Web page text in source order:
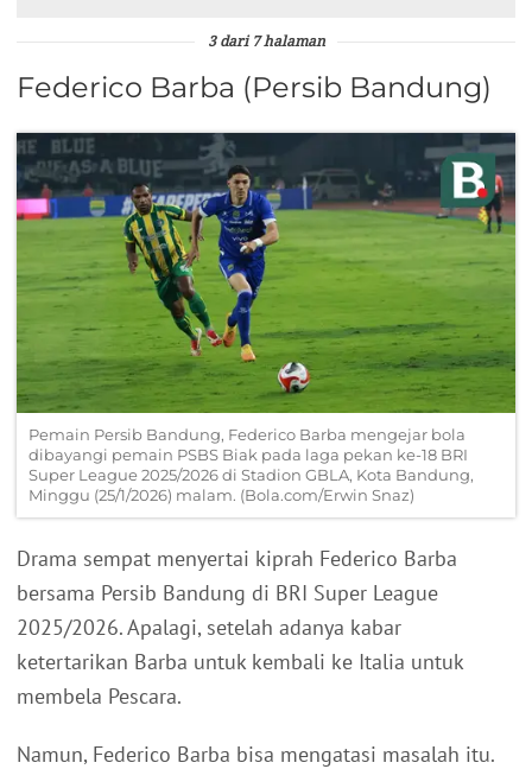
3 dari 7 halaman
Federico Barba (Persib Bandung)
Pemain Persib Bandung, Federico Barba mengejar bola
dibayangi pemain PSBS Biak pada laga pekan ke-18 BRI
Super League 2025/2026 di Stadion GBLA, Kota Bandung,
Minggu (25/1/2026) malam. (Bola.com/Erwin Snaz)
Drama sempat menyertai kiprah Federico Barba
bersama Persib Bandung di BRI Super League
2025/2026. Apalagi, setelah adanya kabar
ketertarikan Barba untuk kembali ke Italia untuk
membela Pescara.
Namun, Federico Barba bisa mengatasi masalah itu.